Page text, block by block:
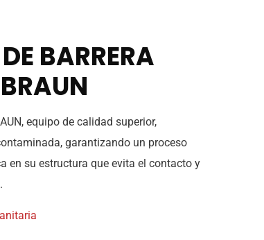
BARRERA
equipo de calidad superior,
garantizando un proceso
en su estructura que evita el contacto y